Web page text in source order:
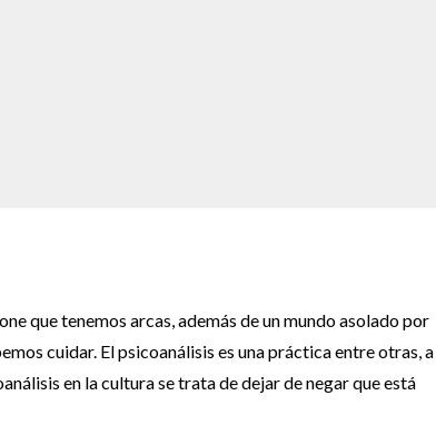
que tenemos arcas, además de un mundo asolado por
cuidar. El psicoanálisis es una práctica entre otras, a
en la cultura se trata de dejar de negar que está